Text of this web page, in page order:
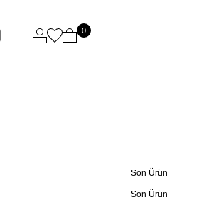
0
Son Ürün
Son Ürün